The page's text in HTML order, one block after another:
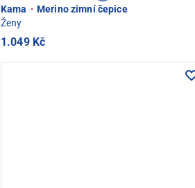
Kama · Merino zimní čepice
Ženy
1.049 Kč